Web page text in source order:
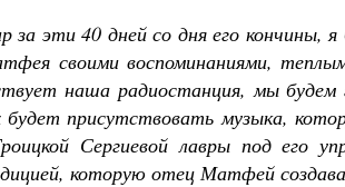
за эти 40 дней со дня его кончины,
своими воспоминаниями,
наша радиостанция, мы
будет присутствовать музыка,
Сергиевой лавры под его
которую отец Матфей